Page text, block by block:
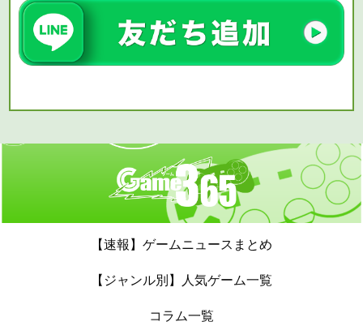
【速報】ゲームニュースまとめ
【ジャンル別】人気ゲーム一覧
コラム一覧